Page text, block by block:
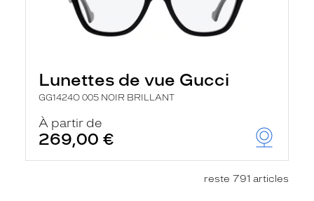
Lunettes de vue Gucci
GG1424O 005 NOIR BRILLANT
À partir de
269,00 €
reste 791 articles